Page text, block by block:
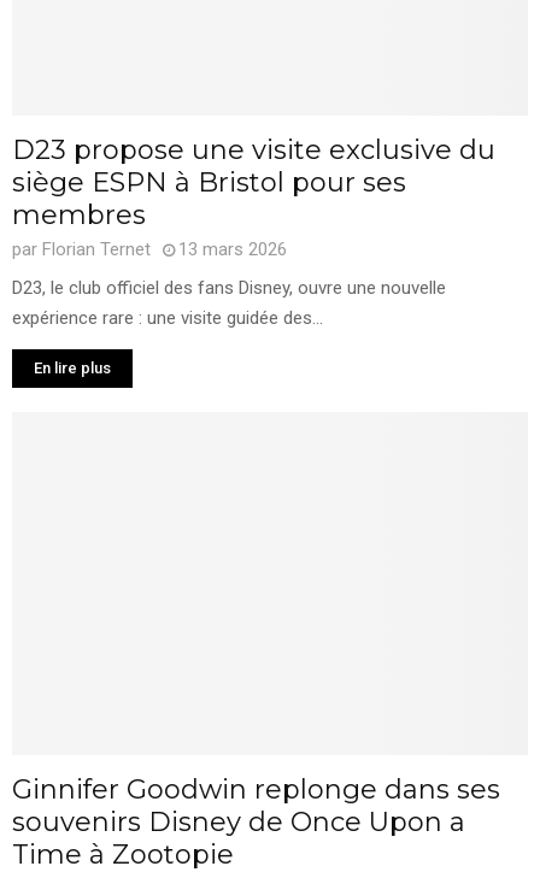
D23 propose une visite exclusive du
siège ESPN à Bristol pour ses
membres
par Florian Ternet
13 mars 2026
D23, le club officiel des fans Disney, ouvre une nouvelle
expérience rare : une visite guidée des...
En lire plus
Ginnifer Goodwin replonge dans ses
souvenirs Disney de Once Upon a
Time à Zootopie